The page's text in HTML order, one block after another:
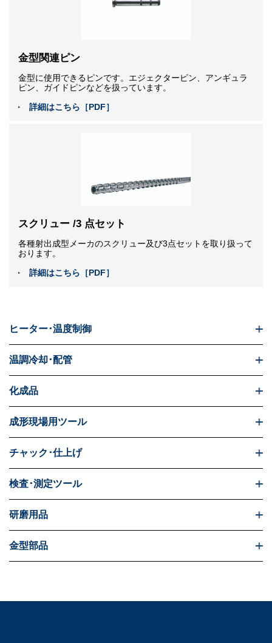
ヒーター･温度制御
温調冷却･配管
化成品
成形現場用ツール
チャック･仕上げ
検査･測定ツール
研磨用品
金型部品
金型関連ピン
金型に使用できるピンです。エジェクターピン、アンギュラ
ピン、ガイドピンなどを扱っています。
詳細はこちら［PDF］
スクリュー /3 点セット
各種射出成型メーカのスクリュー及び3点セットを取り扱って
おります。
詳細はこちら［PDF］